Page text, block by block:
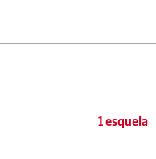
1 esquela